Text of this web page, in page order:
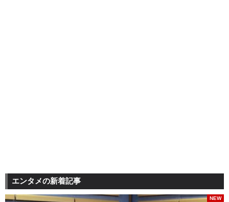
エンタメの新着記事
NEW